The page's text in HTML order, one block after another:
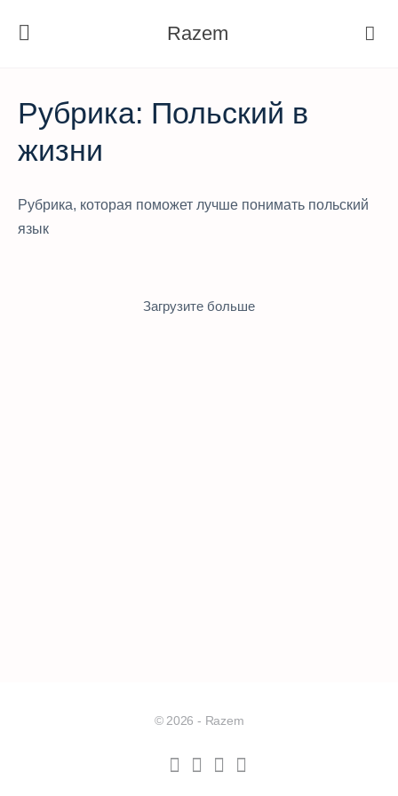
Razem
Рубрика: Польский в
жизни
Рубрика, которая поможет лучше понимать польский
язык
Загрузите больше
© 2026 - Razem